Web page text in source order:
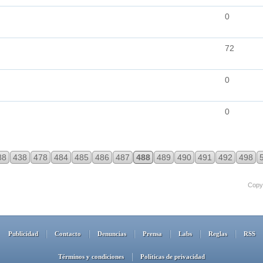
0
72
0
0
438 478 484 485 486 487 488 489 490 491 492 498
Publicidad Contacto Denuncias Prensa Labs Reglas RSS
Términos y condiciones Políticas de privacidad